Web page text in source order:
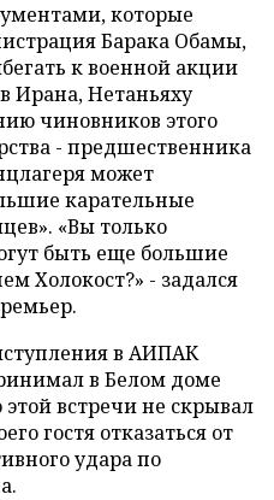
которые
Барака Обамы,
к военной акции
Ирана, Нетаньяху
чиновников этого
- предшественника
может
карательные
«Вы только
быть еще большие
Холокост?» - задался
в АИПАК
в Белом доме
встречи не скрывал
гостя отказаться от
удара по